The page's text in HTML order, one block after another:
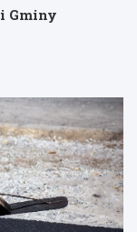
Gminy